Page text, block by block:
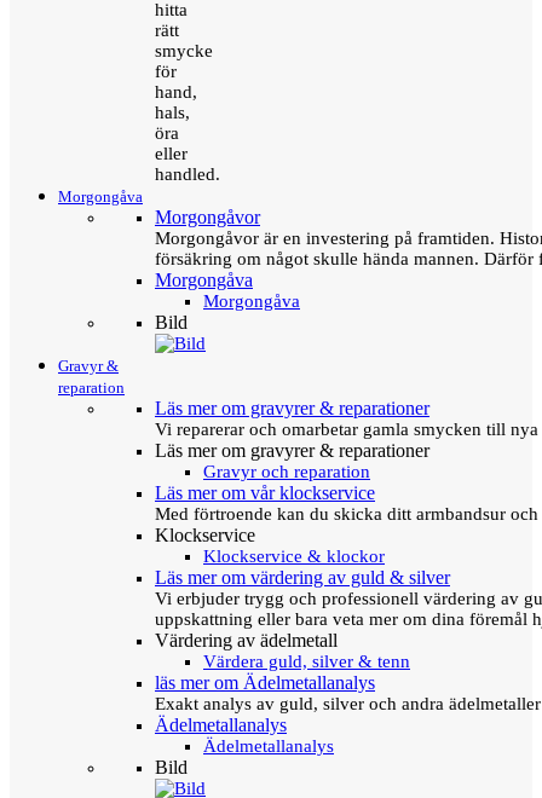
hitta
rätt
smycke
för
hand,
hals,
öra
eller
handled.
Morgongåva
Morgongåvor
Morgongåvor är en investering på framtiden.
försäkring om något skulle hända mannen.
Morgongåva
Morgongåva
Bild
Gravyr &
reparation
Läs mer om gravyrer & reparationer
Vi reparerar och omarbetar gamla smycken till
Läs mer om gravyrer & reparationer
Gravyr och reparation
Läs mer om vår klockservice
Med förtroende kan du skicka ditt armbandsur
Klockservice
Klockservice & klockor
Läs mer om värdering av guld & silver
Vi erbjuder trygg och professionell värdering av
uppskattning eller bara veta mer om dina föremål
Värdering av ädelmetall
Värdera guld, silver & tenn
läs mer om Ädelmetallanalys
Exakt analys av guld, silver och andra
Ädelmetallanalys
Ädelmetallanalys
Bild